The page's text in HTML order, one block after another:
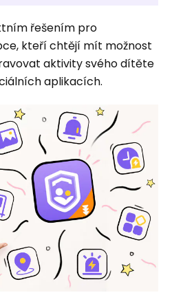
řešením pro
kteří chtějí mít možnost
aktivity svého dítěte
aplikacích.